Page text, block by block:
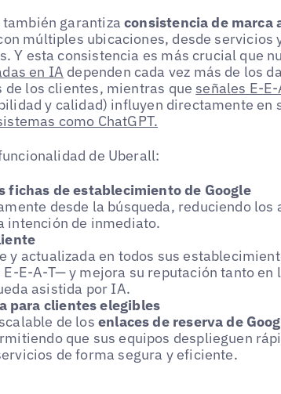
también garantizaconsistencia de marca
múltiples ubicaciones, desde servicios
Y esta consistencia es más crucial que
en IA dependen cada vez más de los
los clientes, mientras que señales E-
y calidad) influyen directamente en
como ChatGPT.
de Uberall:
fichas de establecimiento de Google
desde la búsqueda, reduciendo los
intención de inmediato.
y actualizada en todos sus
E-A-T— y mejora su reputación tanto en
asistida por IA.
para clientes elegibles
de los enlaces de reserva de
que sus equipos desplieguen
de forma segura y eficiente.